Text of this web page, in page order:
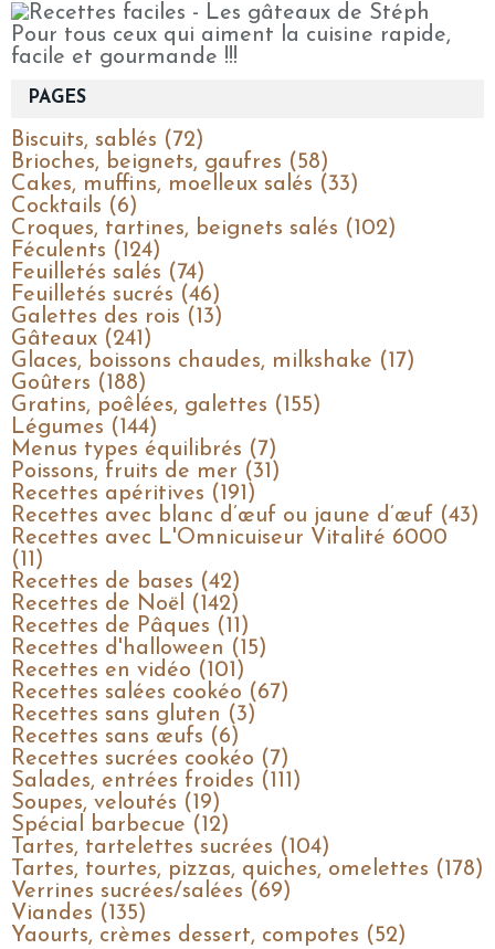
Pour tous ceux qui aiment la cuisine rapide,
facile et gourmande !!!
PAGES
Biscuits, sablés (72)
Brioches, beignets, gaufres (58)
Cakes, muffins, moelleux salés (33)
Cocktails (6)
Croques, tartines, beignets salés (102)
Féculents (124)
Feuilletés salés (74)
Feuilletés sucrés (46)
Galettes des rois (13)
Gâteaux (241)
Glaces, boissons chaudes, milkshake (17)
Goûters (188)
Gratins, poêlées, galettes (155)
Légumes (144)
Menus types équilibrés (7)
Poissons, fruits de mer (31)
Recettes apéritives (191)
Recettes avec blanc d’œuf ou jaune d’œuf (43)
Recettes avec L'Omnicuiseur Vitalité 6000
(11)
Recettes de bases (42)
Recettes de Noël (142)
Recettes de Pâques (11)
Recettes d'halloween (15)
Recettes en vidéo (101)
Recettes salées cookéo (67)
Recettes sans gluten (3)
Recettes sans œufs (6)
Recettes sucrées cookéo (7)
Salades, entrées froides (111)
Soupes, veloutés (19)
Spécial barbecue (12)
Tartes, tartelettes sucrées (104)
Tartes, tourtes, pizzas, quiches, omelettes (178)
Verrines sucrées/salées (69)
Viandes (135)
Yaourts, crèmes dessert, compotes (52)